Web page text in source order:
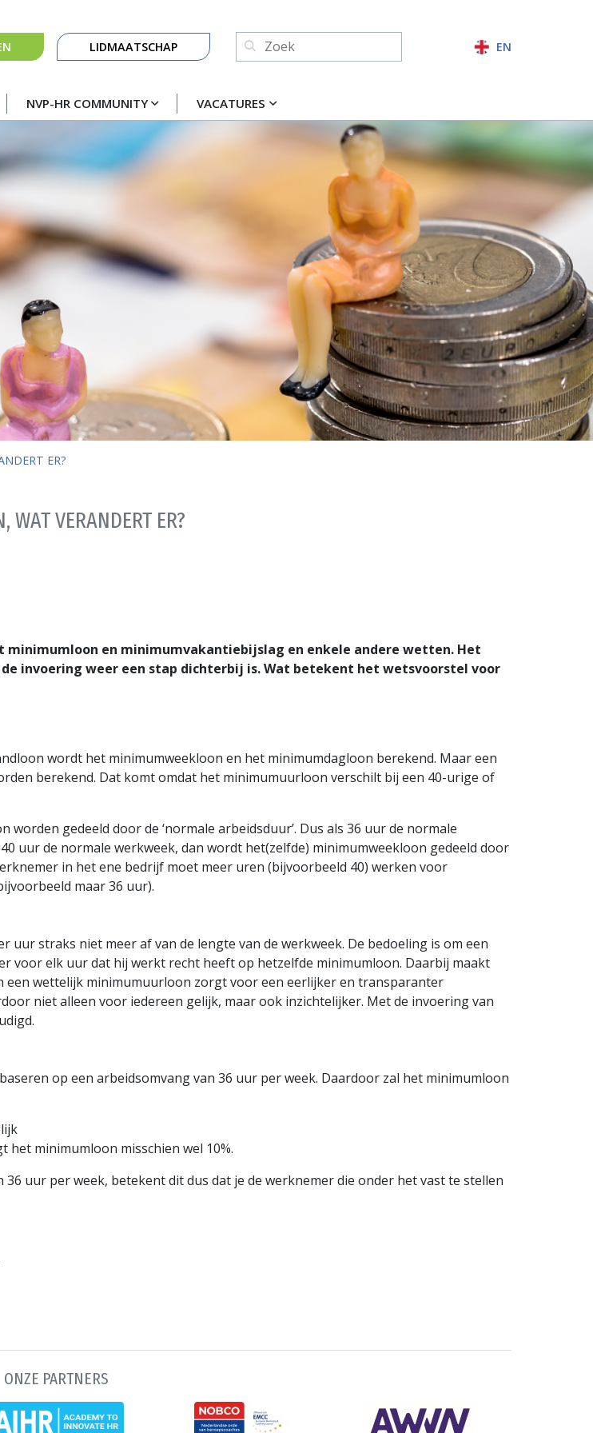
NVP-HR COMMUNITY VACATURES
Knop
navigatie
LIDMAATSCHAP Zoeken:
ZOEKEN
EN
ER?
VERANDERT ER?
en minimumvakantiebijslag en enkele andere wetten. Het
invoering weer een stap dichterbij is. Wat betekent het wetsvoorstel voor
wordt het minimumweekloon en het minimumdagloon berekend. Maar een
berekend. Dat komt omdat het minimumuurloon verschilt bij een 40-urige of
gedeeld door de ‘normale arbeidsduur’. Dus als 36 uur de normale
uur de normale werkweek, dan wordt het(zelfde) minimumweekloon gedeeld door
in het ene bedrijf moet meer uren (bijvoorbeeld 40) werken voor
maar 36 uur).
straks niet meer af van de lengte van de werkweek. De bedoeling is om een
voor elk uur dat hij werkt recht heeft op hetzelfde minimumloon. Daarbij maakt
wettelijk minimumuurloon zorgt voor een eerlijker en transparanter
niet alleen voor iedereen gelijk, maar ook inzichtelijker. Met de invoering van
op een arbeidsomvang van 36 uur per week. Daardoor zal het minimumloon
minimumloon misschien wel 10%.
uur per week, betekent dit dus dat je de werknemer die onder het vast te stellen
ONZE PARTNERS